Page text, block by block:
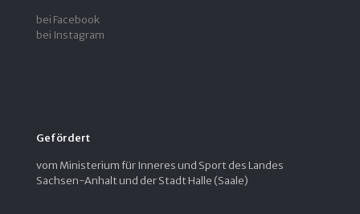
bei Facebook
bei Instagram
Gefördert
vom Ministerium für Inneres und Sport des Landes
Sachsen-Anhalt und der Stadt Halle (Saale)